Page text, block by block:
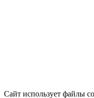
Сайт использует файлы